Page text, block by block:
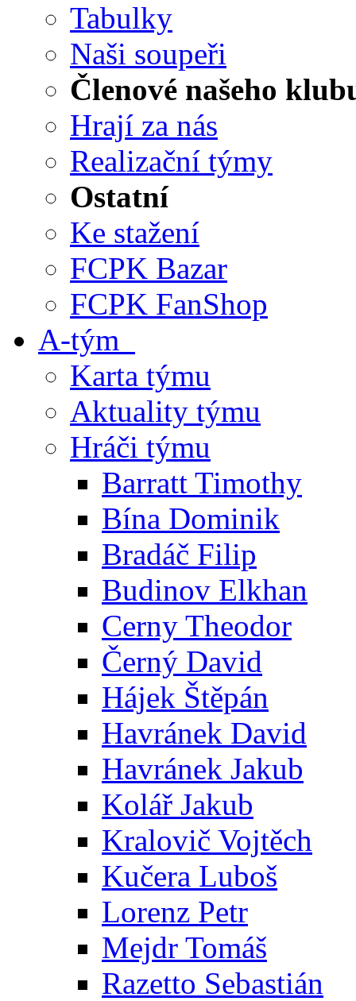
Tabulky
Naši soupeři
Členové našeho
Hrají za nás
Realizační týmy
Ostatní
Ke stažení
FCPK Bazar
FCPK FanShop
A-tým
Karta týmu
Aktuality týmu
Hráči týmu
Barratt Timothy
Bína Dominik
Bradáč Filip
Budinov Elkhan
Cerny Theodor
Černý David
Hájek Štěpán
Havránek David
Havránek Jakub
Kolář Jakub
Kralovič Vojtěch
Kučera Luboš
Lorenz Petr
Mejdr Tomáš
Razetto Sebastián